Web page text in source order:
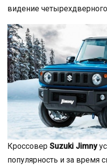
видение
Кроссовер Suzuki Jimny
популярность и за время